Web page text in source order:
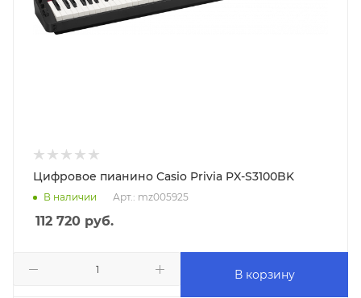
Цифровое пианино Casio Privia PX-S3100BK
В наличии Арт.: mz005925
112 720 руб.
В корзину